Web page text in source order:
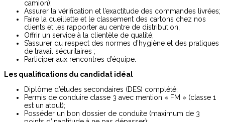
camion);
Assurer la vérification et l’exactitude des commandes livrées;
Faire la cueillette et le classement des cartons chez nos
clients et les rapporter au centre de distribution;
Offrir un service à la clientèle de qualité;
S’assurer du respect des normes d’hygiène et des pratiques
de travail sécuritaires ;
Participer aux rencontres d’équipe.
Les qualifications du candidat idéal
Diplôme d’études secondaires (DES) complété;
Permis de conduire classe 3 avec mention « FM » (classe 1
est un atout);
Posséder un bon dossier de conduite (maximum de 3